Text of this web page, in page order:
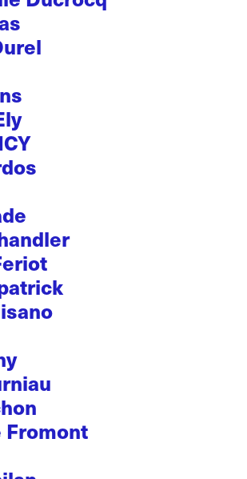
Fromont